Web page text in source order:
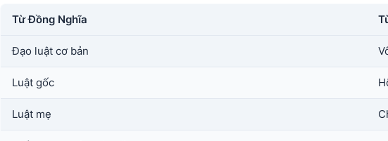
Từ Đồng Nghĩa
Đạo luật cơ bản
Luật gốc
Luật mẹ